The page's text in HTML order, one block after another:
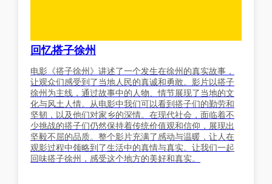
回忆搭子徐州
电影《搭子徐州》讲述了一个发生在徐州的真实故事，
让观众们感受到了当地人民的真诚和勇敢。影片以搭子
徐州为主线，通过故事中的人物、情节展现了当地的文
化与风土人情。从电影中我们可以看到搭子们的勤劳和
坚韧，以及他们对家乡的深情。在现代社会，面临着不
少挑战的搭子们仍然保持着传统价值观和信仰，展现出
坚毅不屈的品质。整个影片充满了感动与温暖，让人在
观影过程中领略到了生活中的真情与真实。让我们一起
回味搭子徐州，感受这个地方的美好和真实。